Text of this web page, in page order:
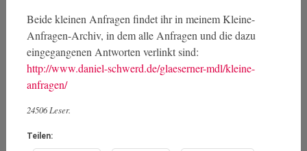
Beide kleinen Anfragen findet ihr in meinem Kleine-
Anfragen-Archiv, in dem alle Anfragen und die dazu
eingegangenen Antworten verlinkt sind:
http://www.daniel-schwerd.de/glaeserner-mdl/kleine-
anfragen/
24506 Leser.
Teilen: